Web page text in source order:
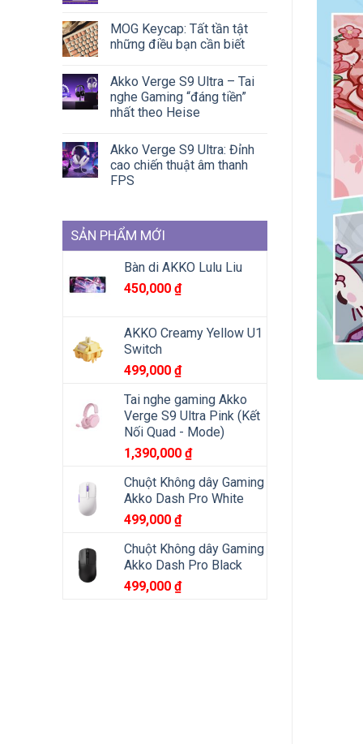
MOG Keycap: Tất tần tật
những điều bạn cần biết
Akko Verge S9 Ultra – Tai
nghe Gaming “đáng tiền”
nhất theo Heise
Akko Verge S9 Ultra: Đỉnh
cao chiến thuật âm thanh
FPS
SẢN PHẨM MỚI
Bàn di AKKO Lulu Liu
450,000 ₫
AKKO Creamy Yellow U1
Switch
499,000 ₫
Tai nghe gaming Akko
Verge S9 Ultra Pink (Kết
Nối Quad - Mode)
1,390,000 ₫
Chuột Không dây Gaming
Akko Dash Pro White
499,000 ₫
Chuột Không dây Gaming
Akko Dash Pro Black
499,000 ₫